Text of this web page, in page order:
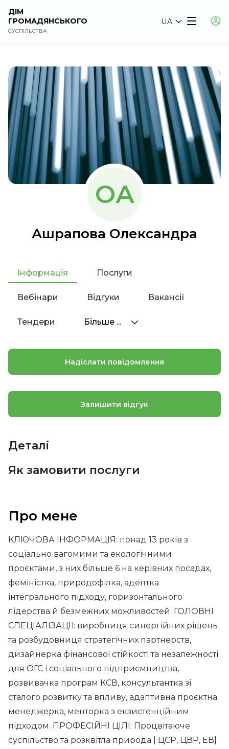
ДІМ
ГРОМАДЯНСЬКОГО
СУСПІЛЬСТВА
UA
ОА
Ашрапова Олександра
Інформація Послуги
Вебінари Відгуки Вакансії
Тендери Більше ...
Про мене
КЛЮЧОВА ІНФОРМАЦІЯ: понад 13 років з
соціально вагомими та екологічними
проєктами, з них більше 6 на керівних посадах,
феміністка, природофілка, адептка
інтегрального підходу, горизонтального
лідерства й безмежних можливостей. ГОЛОВНІ
СПЕЦІАЛІЗАЦІЇ: виробниця синергійних рішень
та розбудовниця стратегічних партнерств,
дизайнерка фінансової стійкості та незалежності
для ОГС і соціального підприємництва,
розвивачка програм КСВ, консультантка зі
сталого розвитку та впливу, адаптивна проєктна
менеджерка, менторка з екзистенційним
підходом. ПРОФЕСІЙНІ ЦІЛІ: Процвітаюче
суспільство та розквітла природа | ЦСР, ЦВР, ЕВ|
Надіслати повідомлення
Залишити відгук
Деталі
Як замовити послуги